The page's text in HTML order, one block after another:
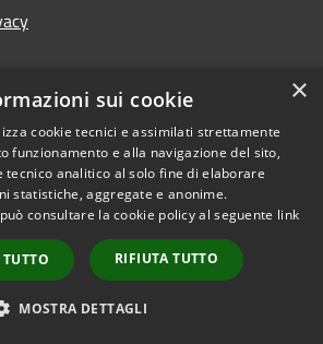
accessibilità
Copyright © 2026 • Comune di
Lettomanoppello • Powered by
Municipium•
Accesso
redazione
×
sui cookie
cookie tecnici e assimilati strettamente
funzionamento e alla navigazione del sito,
tecnico analitico al solo fine di elaborare
statistiche, aggregate e anonime.
consultare la cookie policy al seguente link
TUTTO RIFIUTA TUTTO
MOSTRA DETTAGLI